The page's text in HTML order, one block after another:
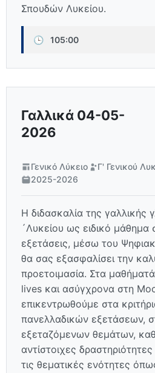
Σπουδών Λυκείου.
🕒 105:00
Γαλλικά 04-05-
2026
Γενικό Λύκειο Γ' Γενικού
2025-2026
Η διδασκαλία της γαλλικής
´Λυκείου ως ειδικό μάθημα
εξετάσεις, μέσω του
θα σας εξασφαλίσει την
προετοιμασία. Στα
lives και ασύγχρονα στη
επικεντρωθούμε στα
πανελλαδικών εξετάσεων,
εξεταζόμενων θεμάτων,
αντίστοιχες
τις θεματικές ενότητες